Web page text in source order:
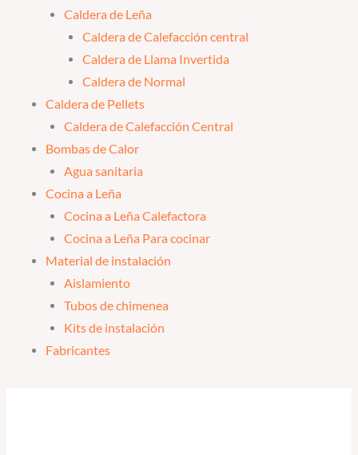
Caldera de Leña
Caldera de Calefacción central
Caldera de Llama Invertida
Caldera de Normal
Caldera de Pellets
Caldera de Calefacción Central
Bombas de Calor
Agua sanitaria
Cocina a Leña
Cocina a Leña Calefactora
Cocina a Leña Para cocinar
Material de instalación
Aislamiento
Tubos de chimenea
Kits de instalación
Fabricantes